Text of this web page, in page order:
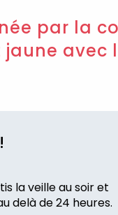
par la
la veille au soir et
delà de 24 heures.